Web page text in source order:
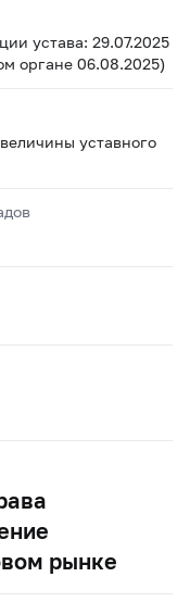
устава: 29.07.2025
органе 06.08.2025)
уставного
рынке